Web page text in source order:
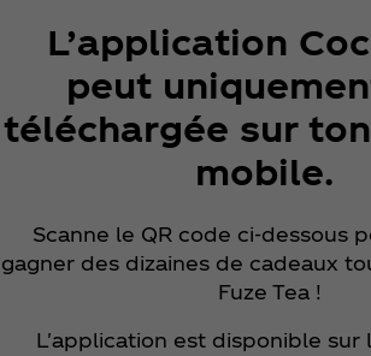
L’application
peut
téléchargée sur
mobile.
Scanne le QR code ci‑dessous
gagner des dizaines de cadeaux
Fuze Tea !
L'application est disponible sur